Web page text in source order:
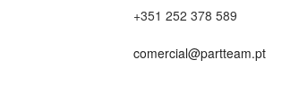
+351 252 378 589
comercial@partteam.pt